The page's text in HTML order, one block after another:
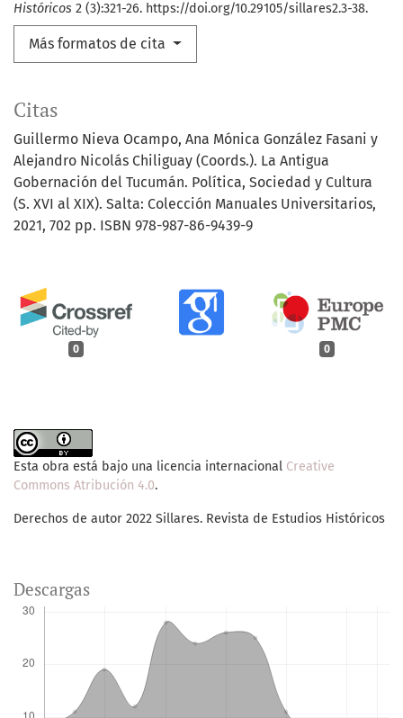
Históricos 2 (3):321-26. https://doi.org/10.29105/sillares2.3-38.
Más formatos de cita
0 0
Citas
Guillermo Nieva Ocampo, Ana Mónica González Fasani y
Alejandro Nicolás Chiliguay (Coords.). La Antigua
Gobernación del Tucumán. Política, Sociedad y Cultura
(S. XVI al XIX). Salta: Colección Manuales Universitarios,
2021, 702 pp. ISBN 978-987-86-9439-9
Esta obra está bajo una licencia internacional Creative
Commons Atribución 4.0.
Derechos de autor 2022 Sillares. Revista de Estudios Históricos
Descargas